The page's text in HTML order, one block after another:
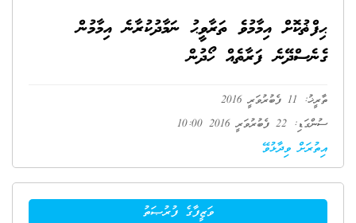
ޙިފްޡުކޮށް އިމާމުވެ ތަރާވީޙު ނަމާދުކުރާނެ އިމާމުން
ގެނެސްދޭނެ ފަރާތެއް ހޯދުން
ތާރީޚު: 11 ފެބުރުވަރީ 2016
ސުންގަޑި: 22 ފެބުރުވަރީ 2016 10:00
އިތުރަށް ވިދާޅުވޭ
ވަޒީފާގެ ފުރުޞަތު